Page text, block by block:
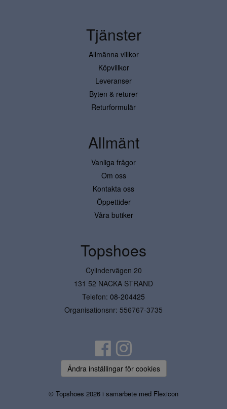
Tjänster
Allmänna villkor
Köpvillkor
Leveranser
Byten & returer
Returformulär
Allmänt
Vanliga frågor
Om oss
Kontakta oss
Öppettider
Våra butiker
Topshoes
Cylindervägen 20
131 52 NACKA STRAND
Telefon: 08-204425
Organisationsnr: 556767-3735
Ändra inställingar för cookies
© Topshoes 2026 i samarbete med Flexicon